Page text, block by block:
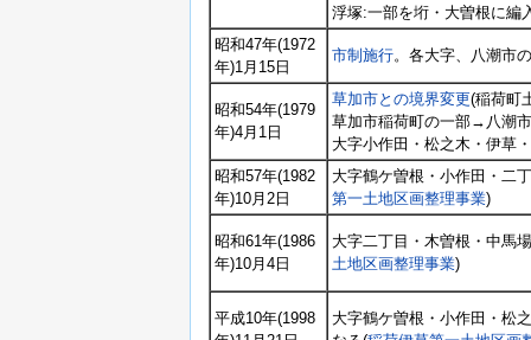
浮塚:一部を垳・大曽根に編
昭和47年(1972
年)1月15日
市制施行。各大字、八潮市
昭和54年(1979
年)4月1日
草加市との境界変更(稲荷町
草加市稲荷町の一部→八潮
大字小作田・松之木・伊草
昭和57年(1982
年)10月2日
大字鶴ケ曽根・小作田・二
第一土地区画整理事業)
昭和61年(1986
年)10月4日
大字二丁目・木曽根・中馬
土地区画整理事業)
平成10年(1998
大字鶴ケ曽根・小作田・松